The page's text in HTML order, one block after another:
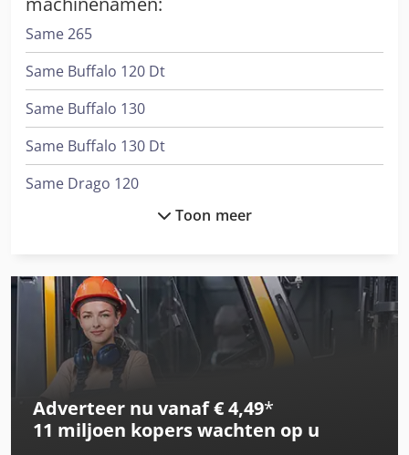
Same 265
Same Buffalo 120 Dt
Same Buffalo 130
Same Buffalo 130 Dt
Same Drago 120
Same Explorer 55
Same Explorer 60 Dt
Same Explorer 65
Same Explorer 65 Dt
Same Explorer 70
Toon meer
Adverteer nu vanaf € 4,49*
11 miljoen koperswachten op u